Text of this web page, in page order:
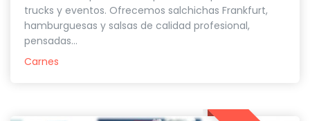
trucks y eventos. Ofrecemos salchichas Frankfurt,
hamburguesas y salsas de calidad profesional,
pensadas...
Carnes